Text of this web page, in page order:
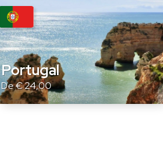
Portugal
De€24,00